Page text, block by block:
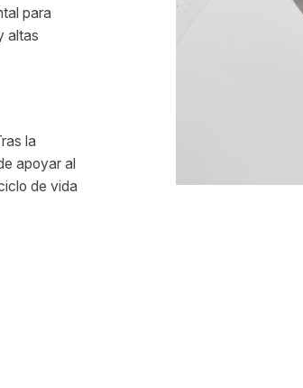
para
altas
la
apoyar al
de vida